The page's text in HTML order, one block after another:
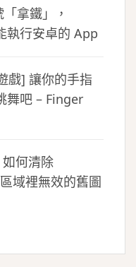
拿鐵」，
執行安卓的 App
戲] 讓你的手指
舞吧 – Finger
如何清除
域裡無效的舊圖